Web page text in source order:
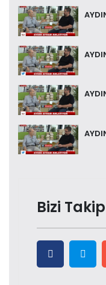
Bizi